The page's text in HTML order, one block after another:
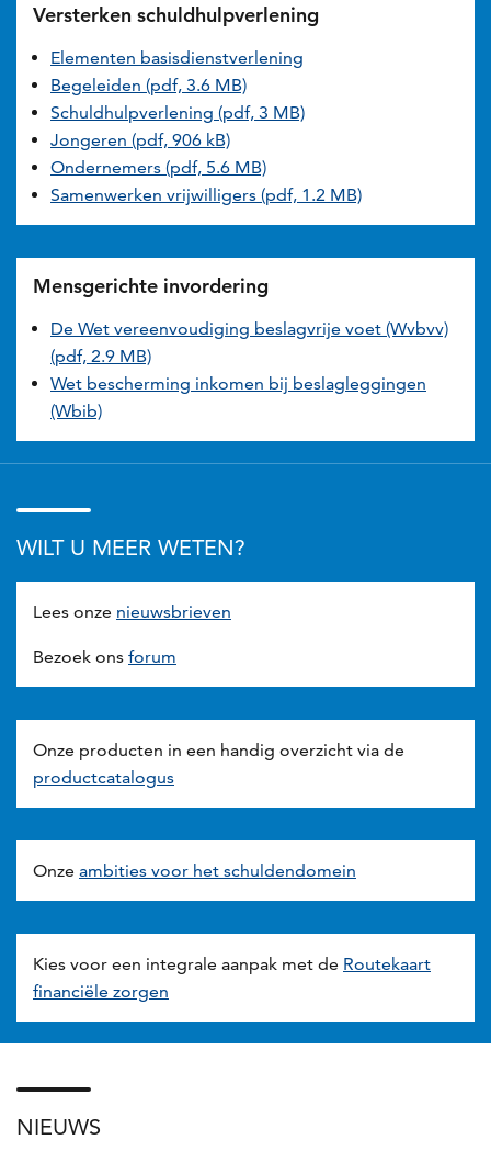
Versterken schuldhulpverlening
Elementen basisdienstverlening
Begeleiden (pdf, 3.6 MB)
Schuldhulpverlening (pdf, 3 MB)
Jongeren (pdf, 906 kB)
Ondernemers (pdf, 5.6 MB)
Samenwerken vrijwilligers (pdf, 1.2 MB)
Mensgerichte invordering
De Wet vereenvoudiging beslagvrije voet (Wvbvv)
(pdf, 2.9 MB)
Wet bescherming inkomen bij beslagleggingen
(Wbib)
WILT U MEER WETEN?
Lees onze nieuwsbrieven
Bezoek ons forum
Onze producten in een handig overzicht via de
productcatalogus
Onze ambities voor het schuldendomein
Kies voor een integrale aanpak met de Routekaart
financiële zorgen
NIEUWS